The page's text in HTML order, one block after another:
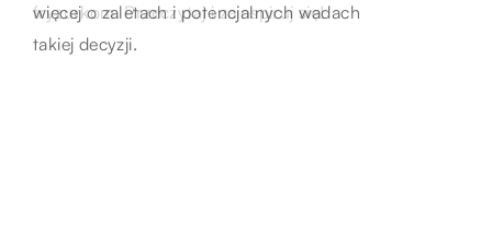
unikalny charakter.
więcej o zaletach i potencjalnych wadach
takiej decyzji.
fryzurkom. Przeczytaj i zainspiruj się!